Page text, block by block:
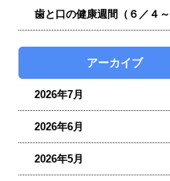
アーカイブ
2026年7月
2026年6月
2026年5月